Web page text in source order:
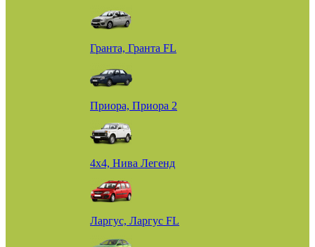
Гранта, Гранта FL
Приора, Приора 2
4х4, Нива Легенд
Ларгус, Ларгус FL